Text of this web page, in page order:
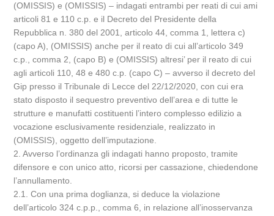
(OMISSIS) e (OMISSIS) – indagati entrambi per reati di cui ami
articoli 81 e 110 c.p. e il Decreto del Presidente della
Repubblica n. 380 del 2001, articolo 44, comma 1, lettera c)
(capo A), (OMISSIS) anche per il reato di cui all’articolo 349
c.p., comma 2, (capo B) e (OMISSIS) altresi’ per il reato di cui
agli articoli 110, 48 e 480 c.p. (capo C) – avverso il decreto del
Gip presso il Tribunale di Lecce del 22/12/2020, con cui era
stato disposto il sequestro preventivo dell’area e di tutte le
strutture e manufatti costituenti l’intero complesso edilizio a
vocazione esclusivamente residenziale, realizzato in
(OMISSIS), oggetto dell’imputazione.
2. Avverso l’ordinanza gli indagati hanno proposto, tramite
difensore e con unico atto, ricorsi per cassazione, chiedendone
l’annullamento.
2.1. Con una prima doglianza, si deduce la violazione
dell’articolo 324 c.p.p., comma 6, in relazione all’inosservanza